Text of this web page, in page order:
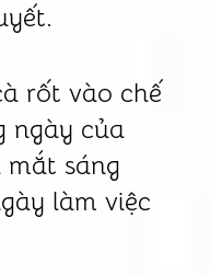
rốt vào chế
ngày của
sáng
làm việc